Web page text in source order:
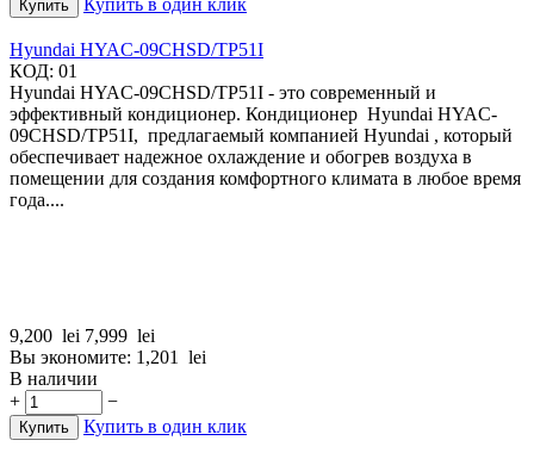
Купить
Hyundai HYAC-09CHSD/TP51I
КОД: 01
Hyundai HYAC-09CHSD/TP51I - это современный и
эффективный кондиционер. Кондиционер Hyundai HYAC-
09CHSD/TP51I, предлагаемый компанией Hyundai , который
обеспечивает надежное охлаждение и обогрев воздуха в
помещении для создания комфортного климата в любое время
года....
9,200 lei 7,999 lei
Вы экономите: 1,201
lei
В наличии
+
−
Купить Купить в один клик